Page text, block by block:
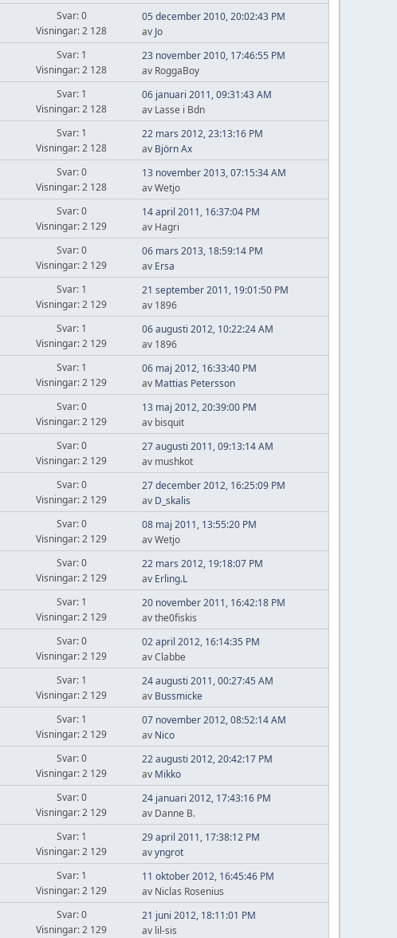
Svar: 0
Visningar: 2 128
05 december 2010, 20:02:43 PM
av Jo
Svar: 1
Visningar: 2 128
23 november 2010, 17:46:55 PM
av RoggaBoy
Svar: 1
Visningar: 2 128
06 januari 2011, 09:31:43 AM
av Lasse i Bdn
Svar: 1
Visningar: 2 128
22 mars 2012, 23:13:16 PM
av Björn Ax
Svar: 0
Visningar: 2 128
13 november 2013, 07:15:34 AM
av Wetjo
Svar: 0
Visningar: 2 129
14 april 2011, 16:37:04 PM
av Hagri
Svar: 0
Visningar: 2 129
06 mars 2013, 18:59:14 PM
av Ersa
Svar: 1
Visningar: 2 129
21 september 2011, 19:01:50 PM
av 1896
Svar: 1
Visningar: 2 129
06 augusti 2012, 10:22:24 AM
av 1896
Svar: 1
Visningar: 2 129
06 maj 2012, 16:33:40 PM
av Mattias Petersson
Svar: 0
Visningar: 2 129
13 maj 2012, 20:39:00 PM
av bisquit
Svar: 0
Visningar: 2 129
27 augusti 2011, 09:13:14 AM
av mushkot
Svar: 0
Visningar: 2 129
27 december 2012, 16:25:09 PM
av D_skalis
Svar: 0
Visningar: 2 129
08 maj 2011, 13:55:20 PM
av Wetjo
Svar: 0
Visningar: 2 129
22 mars 2012, 19:18:07 PM
av Erling.L
Svar: 1
Visningar: 2 129
20 november 2011, 16:42:18 PM
av the0fiskis
Svar: 0
Visningar: 2 129
02 april 2012, 16:14:35 PM
av Clabbe
Svar: 1
Visningar: 2 129
24 augusti 2011, 00:27:45 AM
av Bussmicke
Svar: 1
Visningar: 2 129
07 november 2012, 08:52:14 AM
av Nico
Svar: 0
Visningar: 2 129
22 augusti 2012, 20:42:17 PM
av Mikko
Svar: 0
Visningar: 2 129
24 januari 2012, 17:43:16 PM
av Danne B.
Svar: 1
Visningar: 2 129
29 april 2011, 17:38:12 PM
avyngrot
Svar: 1
Visningar: 2 129
11 oktober 2012, 16:45:46 PM
av Niclas Rosenius
Svar: 0
Visningar: 2 129
21 juni 2012, 18:11:01 PM
av lil-sis